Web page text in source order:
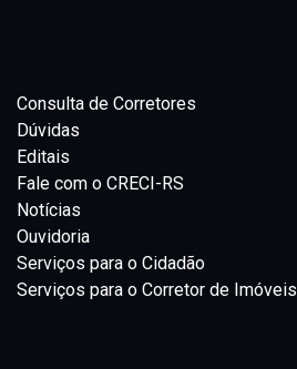
Consulta de Corretores
Dúvidas
Editais
Fale com o CRECI-RS
Notícias
Ouvidoria
Serviços para o Cidadão
Serviços para o Corretor de Imóveis